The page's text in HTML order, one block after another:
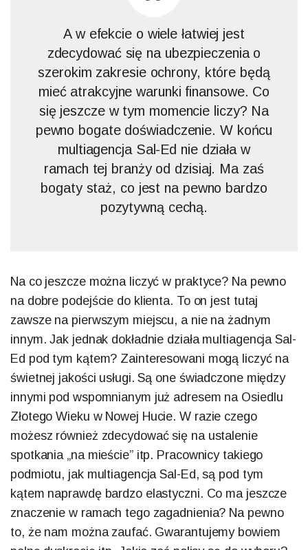
A w efekcie o wiele łatwiej jest
zdecydować się na ubezpieczenia o
szerokim zakresie ochrony, które będą
mieć atrakcyjne warunki finansowe. Co
się jeszcze w tym momencie liczy? Na
pewno bogate doświadczenie. W końcu
multiagencja Sal-Ed nie działa w
ramach tej branży od dzisiaj. Ma zaś
bogaty staż, co jest na pewno bardzo
pozytywną cechą.
Na co jeszcze można liczyć w praktyce? Na pewno
na dobre podejście do klienta. To on jest tutaj
zawsze na pierwszym miejscu, a nie na żadnym
innym. Jak jednak dokładnie działa multiagencja Sal-
Ed pod tym kątem? Zainteresowani mogą liczyć na
świetnej jakości usługi. Są one świadczone między
innymi pod wspomnianym już adresem na Osiedlu
Złotego Wieku w Nowej Hucie. W razie czego
możesz również zdecydować się na ustalenie
spotkania „na mieście” itp. Pracownicy takiego
podmiotu, jak multiagencja Sal-Ed, są pod tym
kątem naprawdę bardzo elastyczni. Co ma jeszcze
znaczenie w ramach tego zagadnienia? Na pewno
to, że nam można zaufać. Gwarantujemy bowiem